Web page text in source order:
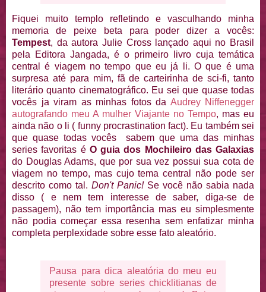
Fiquei muito templo refletindo e vasculhando minha
memoria de peixe beta para poder dizer a vocês:
Tempest, da autora Julie Cross lançado aqui no Brasil
pela Editora Jangada, é o primeiro livro cuja temática
central é viagem no tempo que eu já li. O que é uma
surpresa até para mim, fã de carteirinha de sci-fi, tanto
literário quanto cinematográfico. Eu sei que quase todas
vocês ja viram as minhas fotos da Audrey Niffenegger
autografando meu A mulher Viajante no Tempo, mas eu
ainda não o li ( funny procrastination fact). Eu também sei
que quase todas vocês sabem que uma das minhas
series favoritas é O guia dos Mochileiro das Galaxias
do Douglas Adams, que por sua vez possui sua cota de
viagem no tempo, mas cujo tema central não pode ser
descrito como tal. Don't Panic! Se você não sabia nada
disso ( e nem tem interesse de saber, diga-se de
passagem), não tem importância mas eu simplesmente
não podia começar essa resenha sem enfatizar minha
completa perplexidade sobre esse fato aleatório.
Pausa para dica aleatória do meu eu
presente sobre series chicklitianas de